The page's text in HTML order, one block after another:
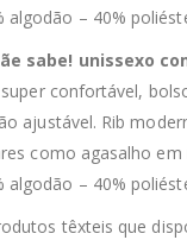
algodão – 40%
sabe! unissexo
confortável,
ajustável. Rib
como agasalho em
algodão – 40%
têxteis que